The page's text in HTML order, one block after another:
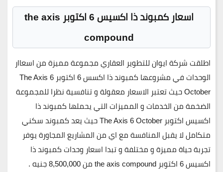
اسعار كمبوند ذا اكسيس 6 اكتوبر the axis
compound
اطلقت شركة ايوان للتطوير العقاري مجموعة مميزة من اسعاار
الوحدات في مشروعها كمبوند ذا اكسس 6 اكتوبر The Axis 6
October حيث تعتبر الاسعار معقولة و تنافسية نظرا للمجموعة
الضخمة من الخدمات و المميزات التي يحملها كمبوند ذا
اكسيس اكتوبر The Axis 6 October حيث يعد كمبوند سكني
متكامل لا يقبل المنافسة مع اي من المشاريع المجاورة يوفر
تجربة حياة مميزة و مختلفة و تبدا اسعار وحدات كمبوند ذا
اكسيس 6 اكتوبر the axis compound من
8,500,000جنيه.